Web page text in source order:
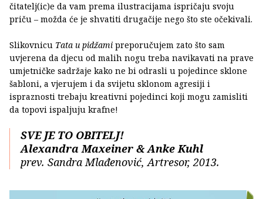
čitatelj(ic)e da vam prema ilustracijama ispričaju svoju
priču – možda će je shvatiti drugačije nego što ste očekivali.
Slikovnicu Tata u pidžami preporučujem zato što sam
uvjerena da djecu od malih nogu treba navikavati na prave
umjetničke sadržaje kako ne bi odrasli u pojedince sklone
šabloni, a vjerujem i da svijetu sklonom agresiji i
ispraznosti trebaju kreativni pojedinci koji mogu zamisliti
da topovi ispaljuju krafne!
SVE JE TO OBITELJ!
Alexandra Maxeiner & Anke Kuhl
prev. Sandra Mlađenović, Artresor, 2013.